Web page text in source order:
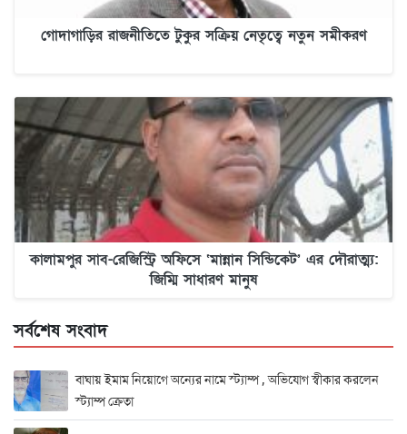
গোদাগাড়ির রাজনীতিতে টুকুর সক্রিয় নেতৃত্বে নতুন সমীকরণ
কালামপুর সাব-রেজিস্ট্রি অফিসে ‘মান্নান সিন্ডিকেট’ এর দৌরাত্ম্য:
জিম্মি সাধারণ মানুষ
সর্বশেষ সংবাদ
বাঘায় ইমাম নিয়োগে অন্যের নামে স্ট্যাম্প , অভিযোগ স্বীকার করলেন
স্ট্যাম্প ক্রেতা